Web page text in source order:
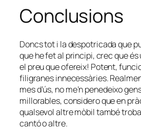
Conclusions
Doncs tot i ladespotricadaque
que he fet al principi, crec que
el preu que ofereix! Potent,
filigranes innecessàries.
mes d’ús, no me’n penedeixo
millorables, considero que en
qualsevol altre mòbil també
cantó o altre.